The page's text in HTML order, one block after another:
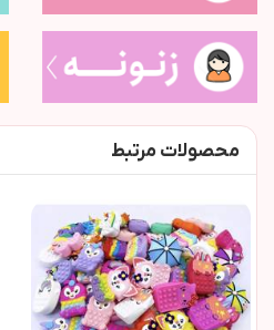
محصولات مرتبط